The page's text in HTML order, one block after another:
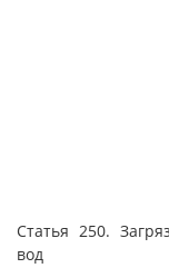
Статья 250.
вод